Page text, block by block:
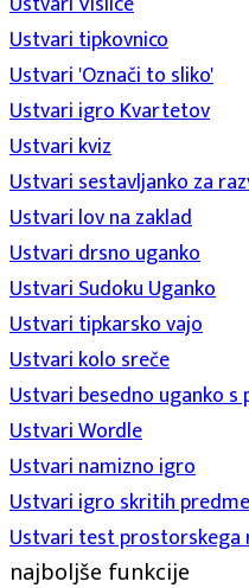
Ustvari tipkovnico
Ustvari 'Označi to sliko'
Ustvari igro Kvartetov
Ustvari kviz
Ustvari sestavljanko za
Ustvari lov na zaklad
Ustvari drsno uganko
Ustvari Sudoku Uganko
Ustvari tipkarsko vajo
Ustvari kolo sreče
Ustvari besedno uganko
Ustvari Wordle
Ustvari namizno igro
Ustvari igro skritih
Ustvari test prostorskega
najboljše funkcije